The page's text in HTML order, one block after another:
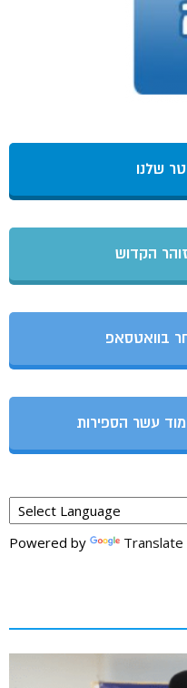
שלנו
הקדוש
בוואטסאפ
עשר הספירות
Powered by Translate